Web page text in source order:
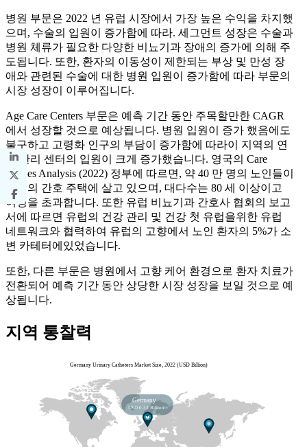
병원 부문은 2022 년 유럽 시장에서 가장 높은 수익을 차지했
으며, 수술의 입원이 증가함에 따라. 세그먼트 성장은 수술과
병원 체류가 필요한 다양한 비뇨기과 장애의 증가에 의해 주
도됩니다. 또한, 환자의 이동성이 제한되는 부상 및 만성 장
애와 관련된 수술에 대한 병원 입원이 증가함에 따라 부문의
시장 성장이 이루어집니다.
Age Care Centers 부문은 예측 기간 동안 주목할만한 CAGR
에서 성장할 것으로 예상됩니다. 병원 입원이 증가 했음에도
불구하고 고령화 인구의 부담이 증가함에 따라이 지역의 연
령 관리 센터의 입원이 크게 증가했습니다. 영국의 Care
Homes Analysis (2022) 정부에 따르면, 약 40 만 명의 노인들이
영국의 간호 주택에 살고 있으며, 대다수는 80 세 이상이고
여성을 초과합니다. 또한 유럽 비뇨기과 간호사 협회의 보고
서에 따르면 유럽의 건강 관리 및 건강 첫 유럽을위한 유럽
네트워크와 협력하여 유럽의 고향에서 노인 환자의 5%가 소
변 카테터에있었습니다.
또한, 다른 부문은 병원에서 고향 케어 환경으로 환자 치료가
전환되어 예측 기간 동안 상당한 시장 성장을 보일 것으로 예
상됩니다.
지역 통찰력